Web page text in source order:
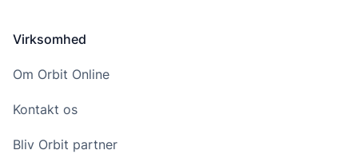
Virksomhed
Om Orbit Online
Kontakt os
Bliv Orbit partner